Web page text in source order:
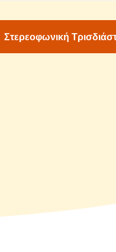
Στερεοφωνική